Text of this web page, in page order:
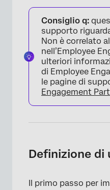
Consiglio q:
supporto
Non è correlato
nell’Employee
ulteriori
di Employee
le pagine di
Engagement
Definizione di
Il primo passo per